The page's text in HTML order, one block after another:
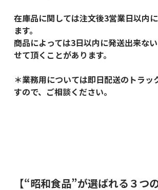
在庫品に関しては注文後3営業日以内
ます。
商品によっては3日以内に発送出来な
せて頂くことがあります。
＊業務用については即日配送のトラッ
すので、ご相談ください。
【“昭和食品”が選ばれる３つ